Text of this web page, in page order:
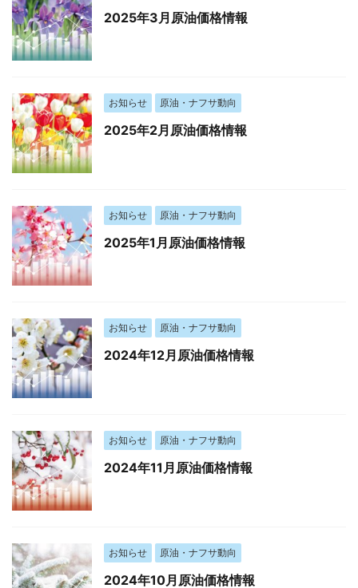
2025年3月原油価格情報
お知らせ 原油・ナフサ動向
2025年2月原油価格情報
お知らせ 原油・ナフサ動向
2025年1月原油価格情報
お知らせ 原油・ナフサ動向
2024年12月原油価格情報
お知らせ 原油・ナフサ動向
2024年11月原油価格情報
お知らせ 原油・ナフサ動向
2024年10月原油価格情報